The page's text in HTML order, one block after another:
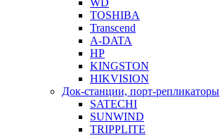
WD
TOSHIBA
Transcend
A-DATA
HP
KINGSTON
HIKVISION
Док-станции, порт-репликаторы
SATECHI
SUNWIND
TRIPPLITE